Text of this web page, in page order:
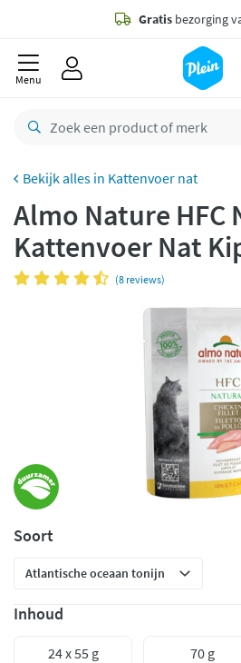
Gratis bezorging
besteld,
CO2 neutraal
Betaal met
Menu
Kattenvoer nat
Almo Nature HFC
Kattenvoer Nat
(8 reviews)
Soort
Inhoud
24 x 55 g 70 g